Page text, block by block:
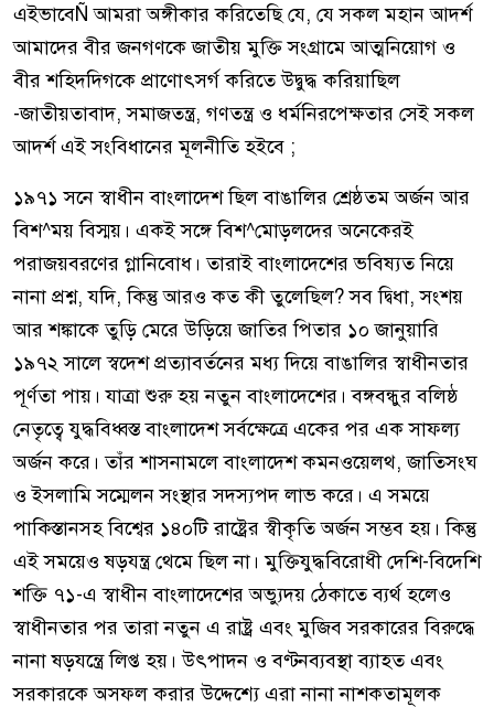
এইভাবেÑ আমরা অঙ্গীকার করিতেছি যে, যে সকল মহান আদর্শ
আমাদের বীর জনগণকে জাতীয় মুক্তি সংগ্রামে আত্মনিয়োগ ও
বীর শহিদদিগকে প্রাণোৎসর্গ করিতে উদ্বুদ্ধ করিয়াছিল
-জাতীয়তাবাদ, সমাজতন্ত্র, গণতন্ত্র ও ধর্মনিরপেক্ষতার সেই সকল
আদর্শ এই সংবিধানের মূলনীতি হইবে ;
১৯৭১ সনে স্বাধীন বাংলাদেশ ছিল বাঙালির শ্রেষ্ঠতম অর্জন আর
বিশ^ময় বিস্ময়। একই সঙ্গে বিশ^মোড়লদের অনেকেরই
পরাজয়বরণের গ্লানিবোধ। তারাই বাংলাদেশের ভবিষ্যত নিয়ে
নানা প্রশ্ন, যদি, কিন্তু আরও কত কী তুলেছিল? সব দ্বিধা, সংশয়
আর শঙ্কাকে তুড়ি মেরে উড়িয়ে জাতির পিতার ১০ জানুয়ারি
১৯৭২ সালে স্বদেশ প্রত্যাবর্তনের মধ্য দিয়ে বাঙালির স্বাধীনতার
পূর্ণতা পায়। যাত্রা শুরু হয় নতুন বাংলাদেশের। বঙ্গবন্ধুর বলিষ্ঠ
নেতৃত্বে যুদ্ধবিধ্বস্ত বাংলাদেশ সর্বক্ষেত্রে একের পর এক সাফল্য
অর্জন করে। তাঁর শাসনামলে বাংলাদেশ কমনওয়েলথ, জাতিসংঘ
ও ইসলামি সম্মেলন সংস্থার সদস্যপদ লাভ করে। এ সময়ে
পাকিস্তানসহ বিশ্বের ১৪০টি রাষ্ট্রের স্বীকৃতি অর্জন সম্ভব হয়। কিন্তু
এই সময়েও ষড়যন্ত্র থেমে ছিল না। মুক্তিযুদ্ধবিরোধী দেশি-বিদেশি
শক্তি ৭১-এ স্বাধীন বাংলাদেশের অভ্যুদয় ঠেকাতে ব্যর্থ হলেও
স্বাধীনতার পর তারা নতুন এ রাষ্ট্র এবং মুজিব সরকারের বিরুদ্ধে
নানা ষড়যন্ত্রে লিপ্ত হয়। উৎপাদন ও বণ্টনব্যবস্থা ব্যাহত এবং
সরকারকে অসফল করার উদ্দেশ্যে এরা নানা নাশকতামূলক